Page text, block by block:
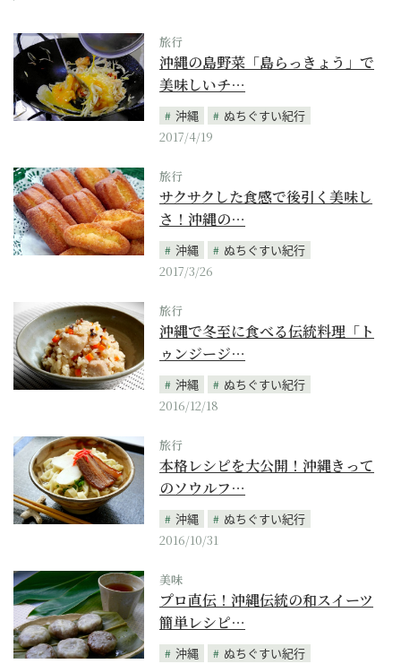
旅行
沖縄の島野菜「島らっきょう」で
美味しいチ…
沖縄
ぬちぐすい紀行
2017/4/19
旅行
サクサクした食感で後引く美味し
さ！沖縄の…
沖縄
ぬちぐすい紀行
2017/3/26
旅行
沖縄で冬至に食べる伝統料理「ト
ゥンジージ…
沖縄
ぬちぐすい紀行
2016/12/18
旅行
本格レシピを大公開！沖縄きって
のソウルフ…
沖縄
ぬちぐすい紀行
2016/10/31
美味
プロ直伝！沖縄伝統の和スイーツ
簡単レシピ…
沖縄
ぬちぐすい紀行